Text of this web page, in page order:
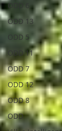
ODD 6
ODD 13
ODD 5
ODD 11
ODD 7
ODD 12
ODD 8
ODD